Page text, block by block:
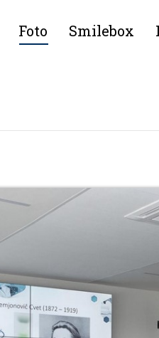
Foto Smilebox